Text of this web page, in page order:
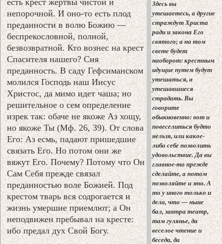
Здесь вы
утешаетесь, а другие
страждут Христа
ради и закона Его
святого; а на том
свете будет
наоборот: крестным
идущие путем будут
утешаться, а
утешавшиеся
страдать. Вы
говорите
обыкновенно: вот и
повеселиться будто
нельзя, или какое-
либо себе позволить
удовольствие. Да вы
главное-то прежде
сделайте, а потом
позволяйте и это. А
то у иного только и
дела, что — ныне
бал, завтра театр,
там гулянье, да
веселое чтение и
беседа, да
непорочной. И оно-то есть плод
преданности в волю Божию —
беспрекословной, полной,
безвозвратной. Кто вознес на крест
Спасителя нашего? Сия
преданность. В саду Гефсиманском
молился Господь наш Иисус
Христос, да мимо идет чаша; но
решительное о сем определение
изрек так: обаче не якоже Аз хощу,
но якоже Ты (Мф. 26, 39). От слова
Его: Аз есмь, падают пришедшие
связать Его. Но потом они же
вяжут Его. Почему? Потому что Он
Сам Себя прежде связал
преданностью воле Божией. Под
крестом тварь вся содрогается и
жизнь умершие приемлют; а Он
неподвижен пребывал на кресте:
ибо предал дух Свой Богу.